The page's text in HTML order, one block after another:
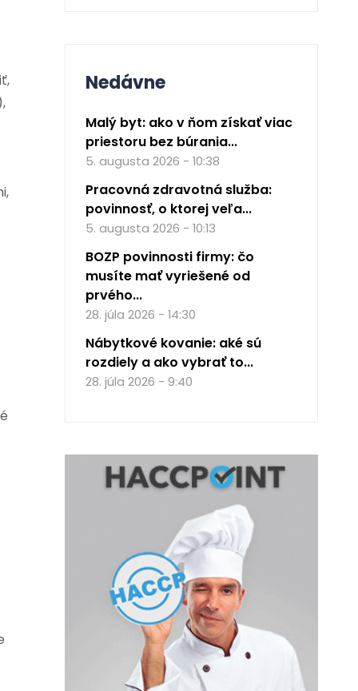
Nedávne
Malý byt: ako v ňom získať viac
priestoru bez búrania...
5. augusta 2026 - 10:38
Pracovná zdravotná služba:
povinnosť, o ktorej veľa...
5. augusta 2026 - 10:13
BOZP povinnosti firmy: čo
musíte mať vyriešené od
prvého...
28. júla 2026 - 14:30
Nábytkové kovanie: aké sú
rozdiely a ako vybrať to...
28. júla 2026 - 9:40